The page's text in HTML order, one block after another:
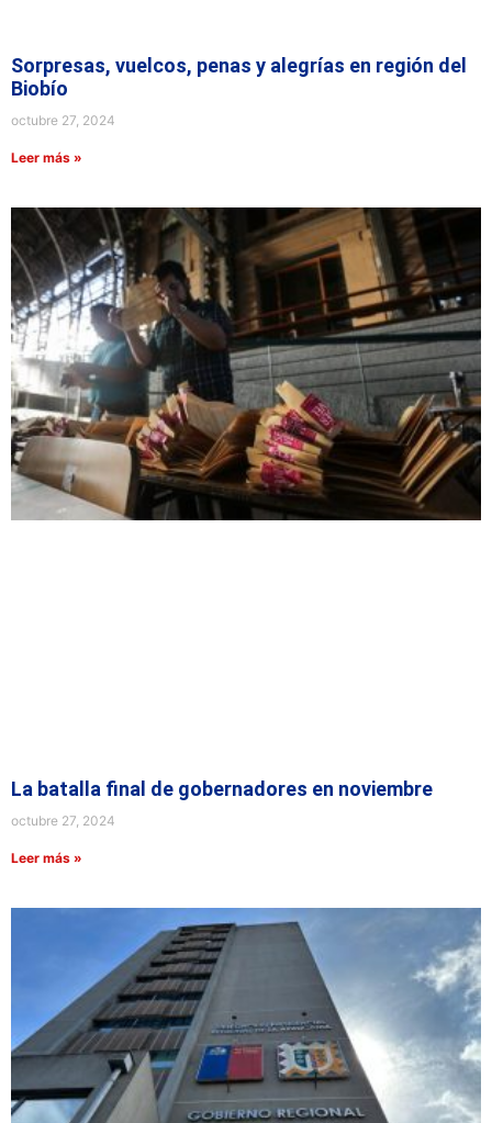
Sorpresas, vuelcos, penas y alegrías en región del
Biobío
octubre 27, 2024
Leer más »
La batalla final de gobernadores en noviembre
octubre 27, 2024
Leer más »